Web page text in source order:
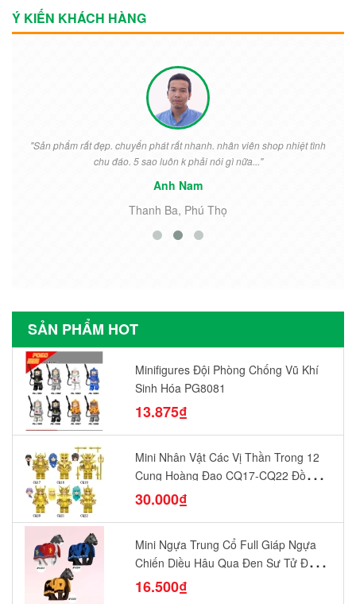
Ý KIẾN KHÁCH HÀNG
"Sản phẩm rất đẹp. chuyển phát rất nhanh. nhân viên shop nhiệt tình
chu đáo. 5 sao luôn k phải nói gì nữa..."
Anh Nam
Thanh Ba, Phú Thọ
SẢN PHẨM HOT
Minifigures Đội Phòng Chống Vũ Khí
Sinh Hóa PG8081
13.875₫
Mini Nhân Vật Các Vị Thần Trong 12
Cung Hoàng Đạo CQ17-CQ22 Đồ
Chơi Lắp Ráp Mô Hình Yêu Thích
30.000₫
Mini Ngựa Trung Cổ Full Giáp Ngựa
Chiến Diều Hâu Quạ Đen Sư Tử Đỏ
N1003 - N1005 Đồ Chơi Lắp Ráp Mô
16.500₫